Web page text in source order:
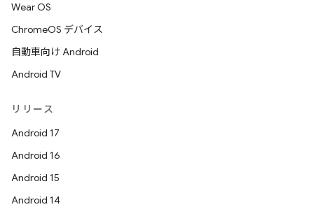
Wear OS
ChromeOS デバイス
自動車向け Android
Android TV
リリース
Android 17
Android 16
Android 15
Android 14